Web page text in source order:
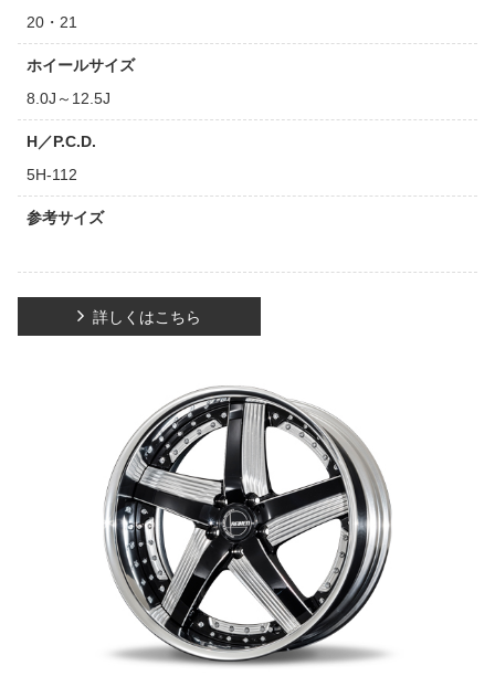
20・21
ホイールサイズ
8.0J～12.5J
H／P.C.D.
5H-112
参考サイズ
詳しくはこちら